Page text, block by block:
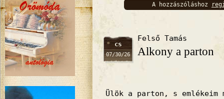
A hozzászóláshoz
cs
07/30/26
Felső Tamás
Alkony a parton
Ülök a parton, s emlékeim